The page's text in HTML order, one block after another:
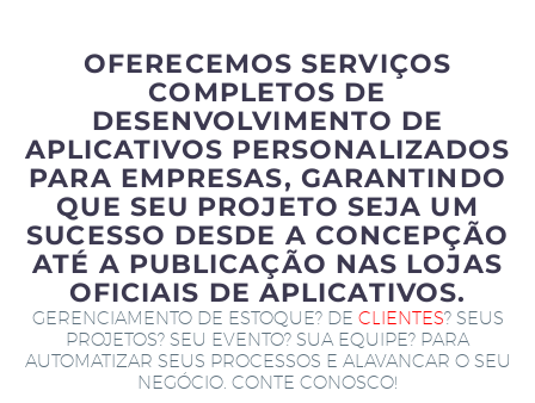
OFERECEMOS SERVIÇOS
COMPLETOS DE
DESENVOLVIMENTO DE
APLICATIVOS PERSONALIZADOS
PARA EMPRESAS, GARANTINDO
QUE SEU PROJETO SEJA UM
SUCESSO DESDE A CONCEPÇÃO
ATÉ A PUBLICAÇÃO NAS LOJAS
OFICIAIS DE APLICATIVOS.
GERENCIAMENTO DE ESTOQUE? DE CLIENTES? SEUS
PROJETOS? SEU EVENTO? SUA EQUIPE? PARA
AUTOMATIZAR SEUS PROCESSOS E ALAVANCAR O SEU
NEGÓCIO. CONTE CONOSCO!